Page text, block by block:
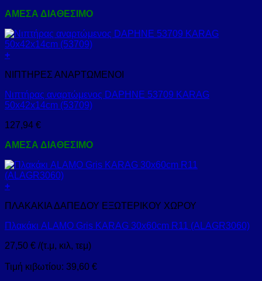
ΑΜΕΣΑ ΔΙΑΘΕΣΙΜΟ
+
ΝΙΠΤΗΡΕΣ ΑΝΑΡΤΩΜΕΝΟΙ
Νιπτήρας αναρτώμενος DAPHNE 53709 KARAG
50x42x14cm (53709)
127,94 €
ΑΜΕΣΑ ΔΙΑΘΕΣΙΜΟ
+
ΠΛΑΚΑΚΙΑ ΔΑΠΕΔΟΥ ΕΞΩΤΕΡΙΚΟΥ ΧΩΡΟΥ
Πλακάκι ALAMO Gris KARAG 30x60cm R11 (ALAGR3060)
27,50 € /(τ.μ, κιλ, τεμ)
Τιμή κιβωτίου: 39,60 €